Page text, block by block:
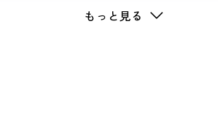
もっと見る